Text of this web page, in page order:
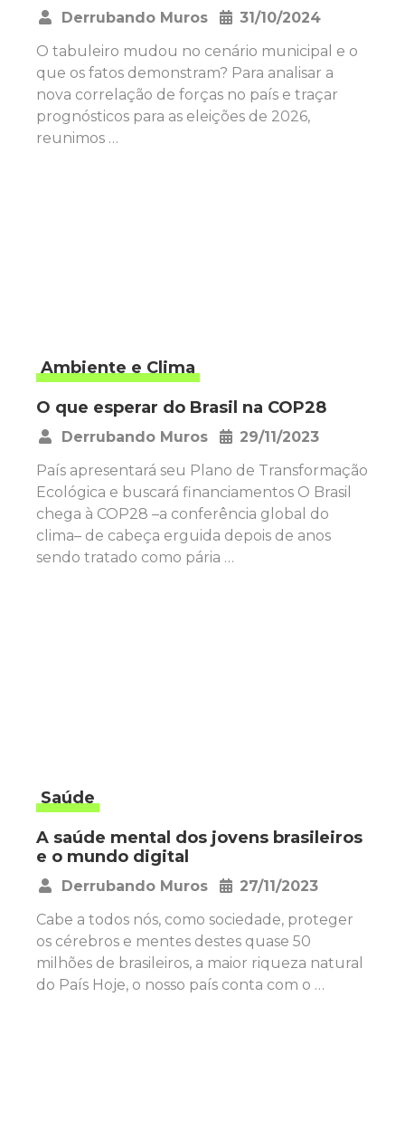
Derrubando Muros
31/10/2024
O tabuleiro mudou no cenário municipal e o
que os fatos demonstram? Para analisar a
nova correlação de forças no país e traçar
prognósticos para as eleições de 2026,
reunimos …
Ambiente e Clima
O que esperar do Brasil na COP28
Derrubando Muros
29/11/2023
País apresentará seu Plano de Transformação
Ecológica e buscará financiamentos O Brasil
chega à COP28 –a conferência global do
clima– de cabeça erguida depois de anos
sendo tratado como pária …
Saúde
A saúde mental dos jovens brasileiros
e o mundo digital
Derrubando Muros
27/11/2023
Cabe a todos nós, como sociedade, proteger
os cérebros e mentes destes quase 50
milhões de brasileiros, a maior riqueza natural
do País Hoje, o nosso país conta com o …